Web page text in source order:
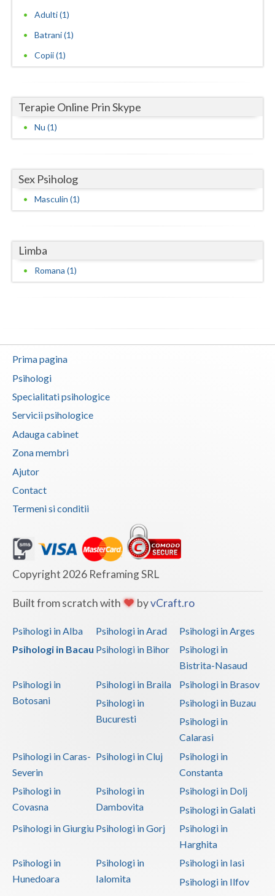
Timis
Tulcea
Valcea
Vrancea
Adulti (1)
Batrani (1)
Copii (1)
Terapie Online Prin Skype
Nu (1)
Sex Psiholog
Masculin (1)
Limba
Romana (1)
Prima pagina
Psihologi
Specialitati psihologice
Servicii psihologice
Adauga cabinet
Zona membri
Ajutor
Contact
Termeni si conditii
Copyright 2026 Reframing SRL
Built from scratch with byvCraft.ro
Psihologi in Alba Psihologi in Arad
Psihologi in Arges
Psihologi in Bacau Psihologi in Bihor
Psihologi in
Bistrita-Nasaud
Psihologi in
Botosani
Psihologi in Braila
Psihologi in Brasov
Psihologi in
Bucuresti
Psihologi in Buzau
Psihologi in
Calarasi
Psihologi in Caras-
Severin
Psihologi in Cluj
Psihologi in
Constanta
Psihologi in
Covasna
Psihologi in
Dambovita
Psihologi in Dolj
Psihologi in Galati
Psihologi in Giurgiu Psihologi in Gorj
Psihologi in
Harghita
Psihologi in
Hunedoara
Psihologi in
Ialomita
Psihologi in Iasi
Psihologi in Ilfov